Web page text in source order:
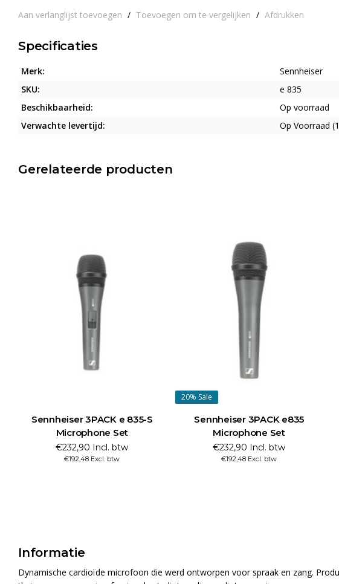
Aan verlanglijst toevoegen / Toevoegen om te vergelijken / Afdrukken
Specificaties
Merk:
Sennheiser
SKU:
e 835
Beschikbaarheid:
Op voorraad
Verwachte levertijd:
Op Voorraad
Gerelateerde producten
Sennheiser 3PACK e 835-S
Microphone Set
€232,90 Incl. btw
€192,48 Excl. btw
20% Sale
Sennheiser 3PACK e835
Microphone Set
€232,90 Incl. btw
€192,48 Excl. btw
Informatie
Dynamische cardioïde microfoon die werd ontworpen voor spraak en zang.